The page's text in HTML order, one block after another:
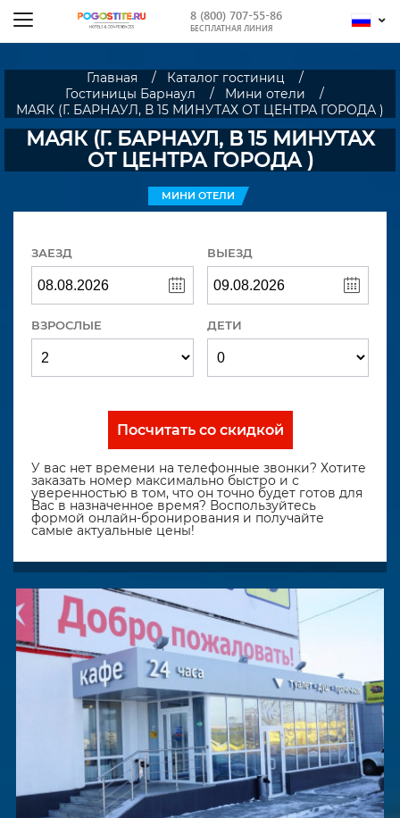
8 (800) 707-55-86
БЕСПЛАТНАЯ ЛИНИЯ
Главная
Каталог гостиниц
Гостиницы Барнаул
Мини отели
МАЯК (Г. БАРНАУЛ, В 15 МИНУТАХ ОТ ЦЕНТРА ГОРОДА )
МАЯК (Г. БАРНАУЛ, В 15 МИНУТАХ
ОТ ЦЕНТРА ГОРОДА )
МИНИ ОТЕЛИ
ЗАЕЗД ВЫЕЗД
ВЗРОСЛЫЕ ДЕТИ
Посчитать со скидкой
У вас нет времени на телефонные звонки? Хотите
заказать номер максимально быстро и с
уверенностью в том, что он точно будет готов для
Вас в назначенное время? Воспользуйтесь
формой онлайн-бронирования и получайте
самые актуальные цены!